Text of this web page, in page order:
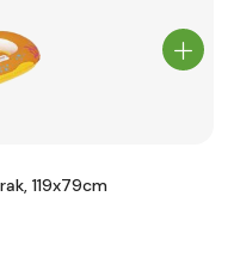
119x79cm